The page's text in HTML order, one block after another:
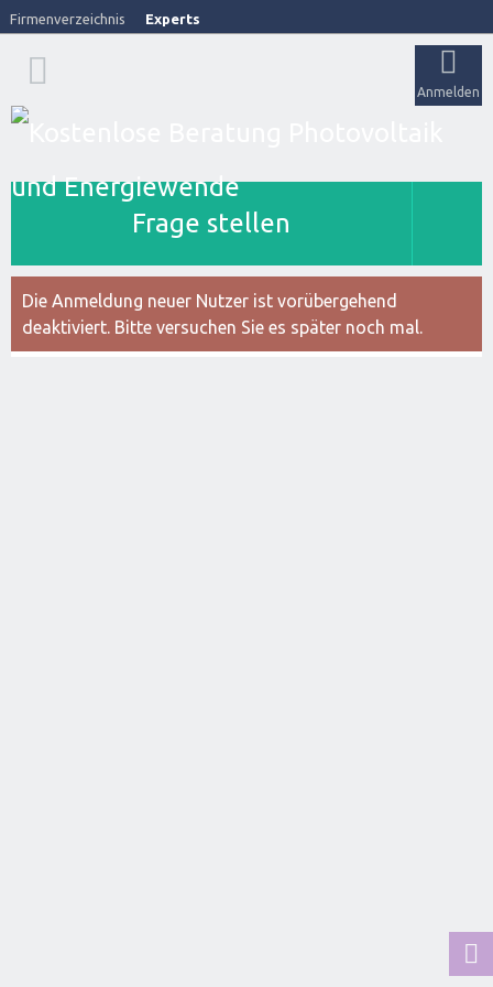
Firmenverzeichnis Experts
Anmelden
Frage stellen
Die Anmeldung neuer Nutzer ist vorübergehend
deaktiviert. Bitte versuchen Sie es später noch mal.